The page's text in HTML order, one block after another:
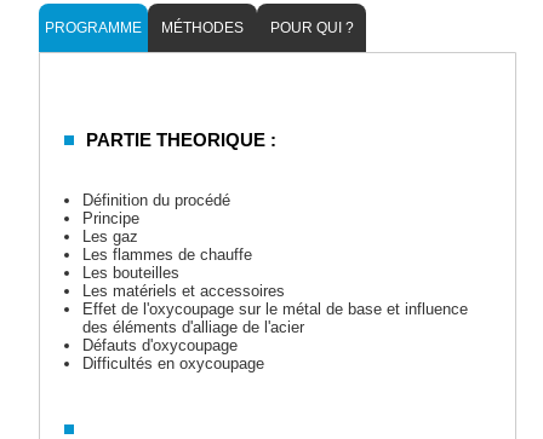
PROGRAMME MÉTHODES POUR QUI ?
PARTIE THEORIQUE :
Définition du procédé
Principe
Les gaz
Les flammes de chauffe
Les bouteilles
Les matériels et accessoires
Effet de l'oxycoupage sur le métal de base et influence
des éléments d'alliage de l'acier
Défauts d'oxycoupage
Difficultés en oxycoupage